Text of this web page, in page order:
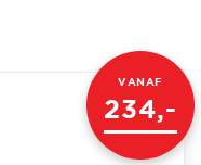
VANAF
234,-